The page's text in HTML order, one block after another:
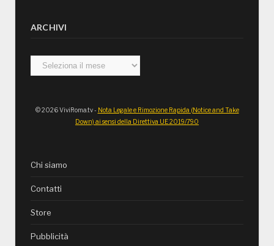
ARCHIVI
Archivi
© 2026 ViviRoma.tv - Nota Legale e Rimozione Rapida (Notice and Take
Down) ai sensi della Direttiva UE 2019/790
Chi siamo
Contatti
Store
Pubblicità